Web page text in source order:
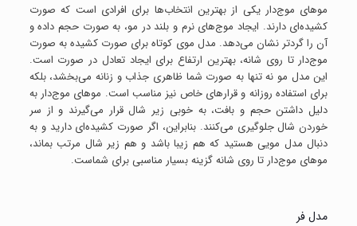
موهای موج‌دار یکی از بهترین انتخاب‌ها برای افرادی است که صورت
کشیده‌ای دارند. ایجاد موج‌های نرم و بلند در مو، به صورت حجم داده و
آن را گردتر نشان می‌دهد. مدل موی کوتاه برای صورت کشیده به صورت
موج‌دار تا روی شانه، بهترین ارتفاع برای ایجاد تعادل در صورت است.
این مدل مو نه تنها به صورت شما ظاهری جذاب و زنانه می‌بخشد، بلکه
برای استفاده روزانه و قرارهای خاص نیز مناسب است. موهای موج‌دار به
دلیل داشتن حجم و بافت، به خوبی زیر شال قرار می‌گیرند و از سر
خوردن شال جلوگیری می‌کنند. بنابراین، اگر صورت کشیده‌ای دارید و به
دنبال مدل مویی هستید که هم زیبا باشد و هم زیر شال مرتب بماند،
موهای موج‌دار تا روی شانه گزینه بسیار مناسبی برای شماست.
مدل فر